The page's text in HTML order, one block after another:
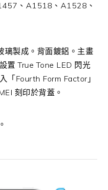
、A1518、A1528、
璃製成。背面鍍鋁。主畫
置 True Tone LED 閃光
「Fourth Form Factor」
刻印於背蓋。
。